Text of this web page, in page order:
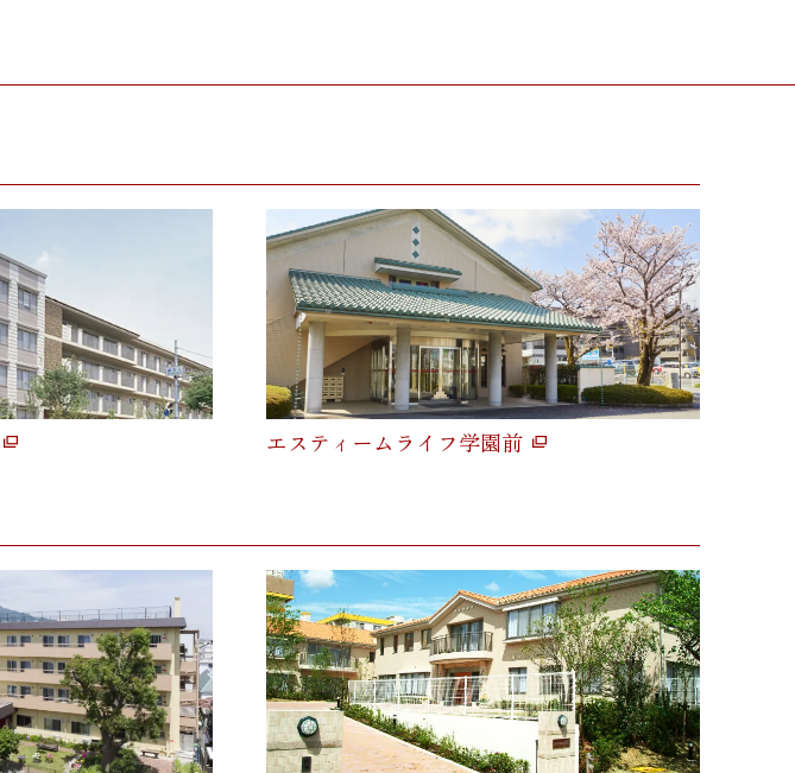
エスティームライフ学園前